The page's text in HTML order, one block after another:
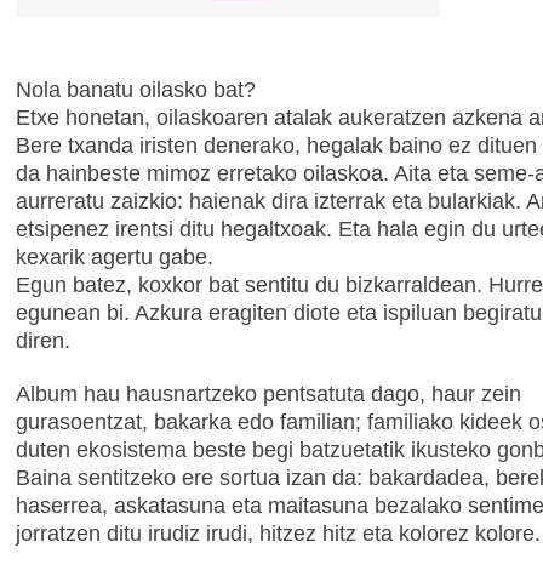
Nola banatu oilasko bat?
Etxe honetan, oilaskoaren atalak aukeratzen azkena
Bere txanda iristen denerako, hegalak baino ez
da hainbeste mimoz erretako oilaskoa. Aita eta seme-
aurreratu zaizkio: haienak dira izterrak eta bularkiak.
etsipenez irentsi ditu hegaltxoak. Eta hala egin du
kexarik agertu gabe.
Egun batez, koxkor bat sentitu du bizkarraldean.
egunean bi. Azkura eragiten diote eta ispiluan
diren.
Album hau hausnartzeko pentsatuta dago, haur zein
gurasoentzat, bakarka edo familian; familiako kideek
duten ekosistema beste begi batzuetatik ikusteko
Baina sentitzeko ere sortua izan da: bakardadea,
haserrea, askatasuna eta maitasuna bezalako
jorratzen ditu irudiz irudi, hitzez hitz eta kolorez kolore.